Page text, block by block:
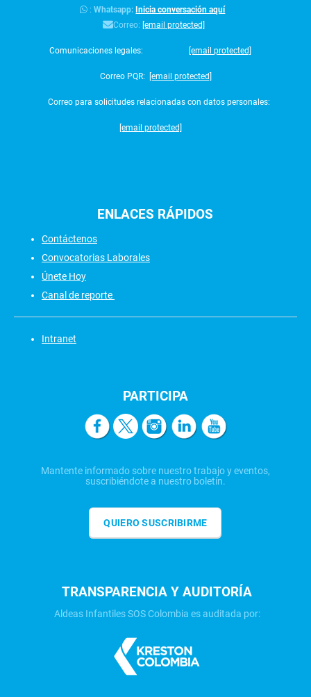
:Whatsapp:Inicia conversación aquí
Correo: [email protected]
Comunicaciones legales: [email protected]
Correo PQR: [email protected]
Correo para solicitudes relacionadas con datos personales:
[email protected]
ENLACES RÁPIDOS
Contáctenos
Convocatorias Laborales
Únete Hoy
Canal de reporte
Intranet
PARTICIPA
Mantente informado sobre nuestro trabajo y eventos,
suscribiéndote a nuestro boletín.
QUIERO SUSCRIBIRME
TRANSPARENCIA Y AUDITORÍA
Aldeas Infantiles SOS Colombia es auditada por: